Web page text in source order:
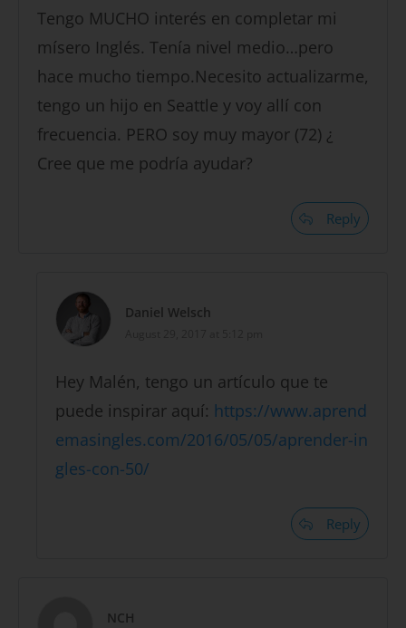
Tengo MUCHO interés en completar mi
mísero Inglés. Tenía nivel medio…pero
hace mucho tiempo.Necesito actualizarme,
tengo un hijo en Seattle y voy allí con
frecuencia. PERO soy muy mayor (72) ¿
Cree que me podría ayudar?
Reply
Daniel Welsch
Hey Malén, tengo un artículo que te
puede inspirar aquí: https://www.aprend
emasingles.com/2016/05/05/aprender-in
gles-con-50/
Reply
NCH